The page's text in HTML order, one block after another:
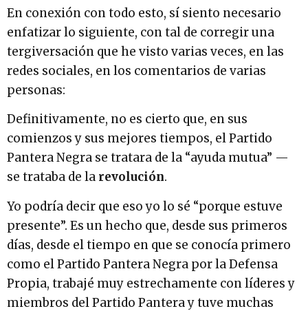
En conexión con todo esto, sí siento necesario
enfatizar lo siguiente, con tal de corregir una
tergiversación que he visto varias veces, en las
redes sociales, en los comentarios de varias
personas:
Definitivamente, no es cierto que, en sus
comienzos y sus mejores tiempos, el Partido
Pantera Negra se tratara de la “ayuda mutua” —
se trataba de la revolución.
Yo podría decir que eso yo lo sé “porque estuve
presente”. Es un hecho que, desde sus primeros
días, desde el tiempo en que se conocía primero
como el Partido Pantera Negra por la Defensa
Propia, trabajé muy estrechamente con líderes y
miembros del Partido Pantera y tuve muchas